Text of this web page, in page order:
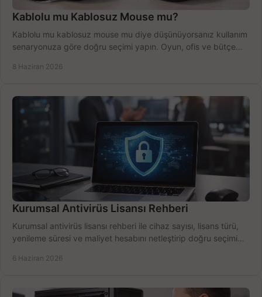
Kablolu mu Kablosuz Mouse mu?
Kablolu mu kablosuz mouse mu diye düşünüyorsanız kullanım
senaryonuza göre doğru seçimi yapın. Oyun, ofis ve bütçe
8 Haziran 2026
Kurumsal Antivirüs Lisansı Rehberi
Kurumsal antivirüs lisansı rehberi ile cihaz sayısı, lisans türü,
yenileme süresi ve maliyet hesabını netleştirip doğru seçimi
6 Haziran 2026